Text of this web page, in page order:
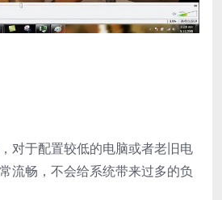
对于配置较低的电脑或者老旧电
流畅，不会给系统带来过多的负